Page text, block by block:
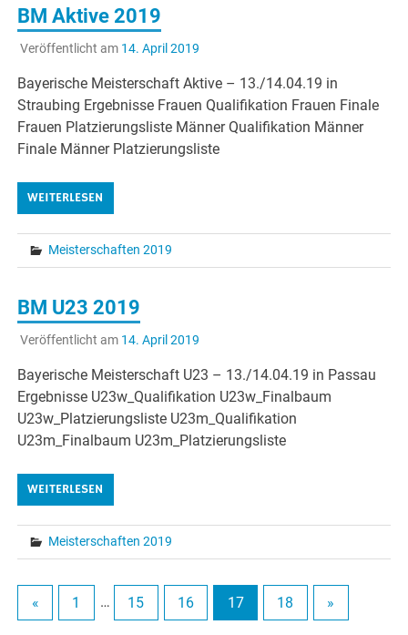
BM Aktive 2019
Veröffentlicht am 14. April 2019
Bayerische Meisterschaft Aktive – 13./14.04.19 in
Straubing Ergebnisse Frauen Qualifikation Frauen Finale
Frauen Platzierungsliste Männer Qualifikation Männer
Finale Männer Platzierungsliste
WEITERLESEN
Meisterschaften 2019
BM U23 2019
Veröffentlicht am 14. April 2019
Bayerische Meisterschaft U23 – 13./14.04.19 in Passau
Ergebnisse U23w_Qualifikation U23w_Finalbaum
U23w_Platzierungsliste U23m_Qualifikation
U23m_Finalbaum U23m_Platzierungsliste
WEITERLESEN
Meisterschaften 2019
« 1 … 15 16 17 18 »